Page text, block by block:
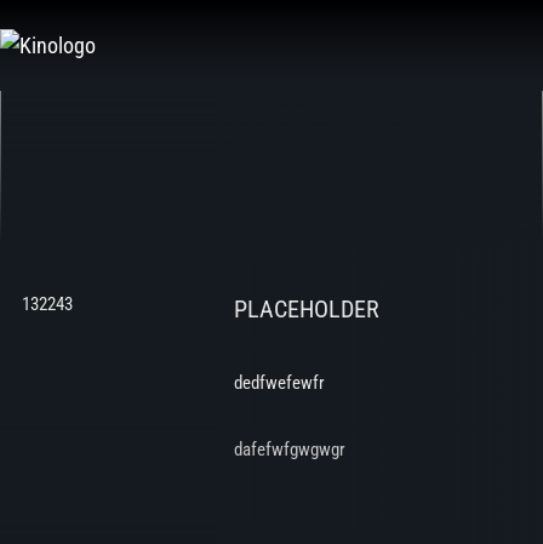
Inhalt
132243 PLACEHOLDER
dedfwefewfr
dafefwfgwgwgr